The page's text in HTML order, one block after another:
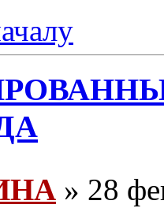
» 28